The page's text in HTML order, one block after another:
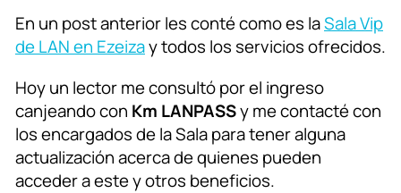
En un post anterior les conté como es laSala Vip
de LAN en Ezeizay todos los servicios ofrecidos.
Hoy un lector me consultó por el ingreso
canjeando con Km LANPASSy me contacté con
los encargados de la Sala para tener alguna
actualización acerca de quienes pueden
acceder a este y otros beneficios.